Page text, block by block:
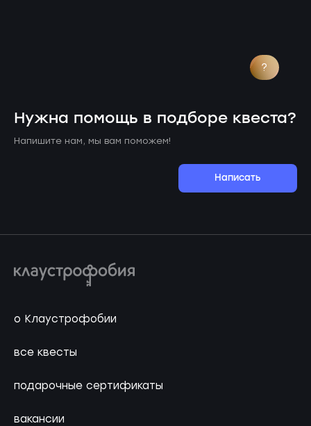
?
Нужна помощь в подборе квеста?
Напишите нам, мы вам поможем!
Написать
о Клаустрофобии
все квесты
подарочные сертификаты
вакансии